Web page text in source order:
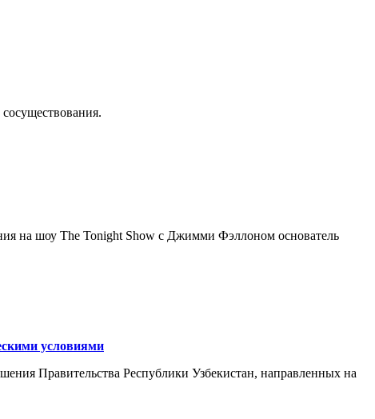
на шоу The Tonight Show с Джимми Фэллоном основатель
условиями
Правительства Республики Узбекистан, направленных на